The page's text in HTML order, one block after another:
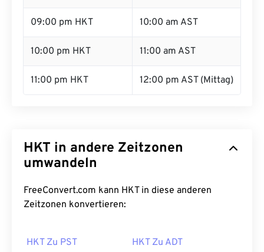
09:00 pm HKT 10:00 am AST
10:00 pm HKT 11:00 am AST
11:00 pm HKT 12:00 pm AST (Mittag)
HKT in andere Zeitzonen
umwandeln
FreeConvert.com kann HKT in diese anderen
Zeitzonen konvertieren:
HKT Zu PST HKT Zu ADT